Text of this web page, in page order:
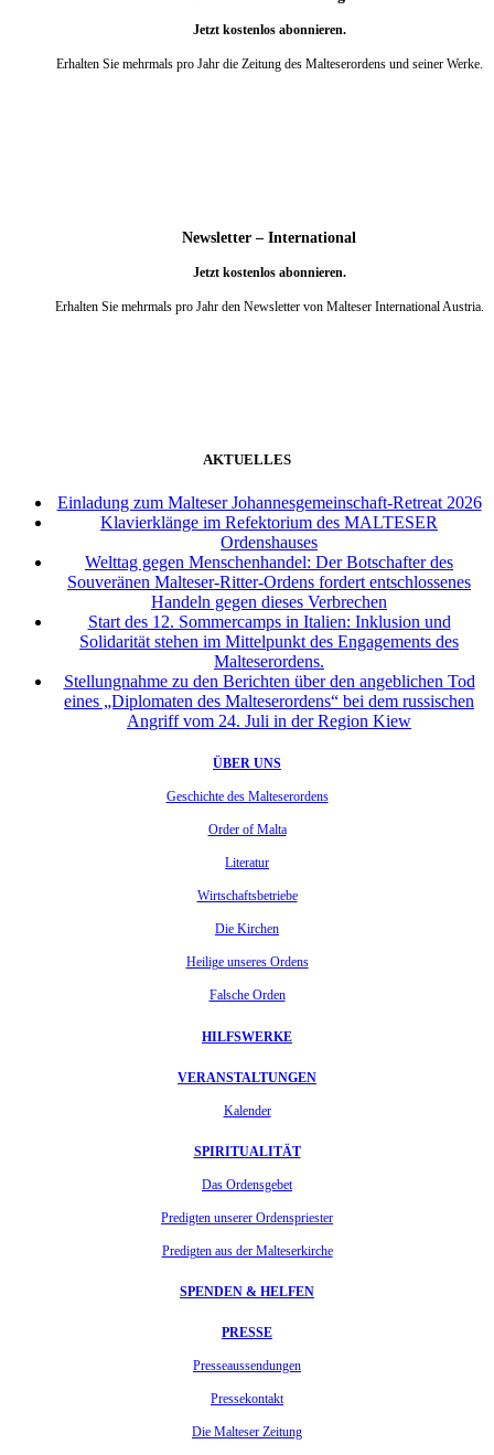
Jetzt kostenlos abonnieren.
Erhalten Sie mehrmals pro Jahr die Zeitung des Malteserordens und seiner Werke.
Newsletter – International
Jetzt kostenlos abonnieren.
Erhalten Sie mehrmals pro Jahr den Newsletter von Malteser International Austria.
AKTUELLES
Einladung zum Malteser Johannesgemeinschaft-Retreat 2026
Klavierklänge im Refektorium des MALTESER
Ordenshauses
Welttag gegen Menschenhandel: Der Botschafter des
Souveränen Malteser-Ritter-Ordens fordert entschlossenes
Handeln gegen dieses Verbrechen
Start des 12. Sommercamps in Italien: Inklusion und
Solidarität stehen im Mittelpunkt des Engagements des
Malteserordens.
Stellungnahme zu den Berichten über den angeblichen Tod
eines „Diplomaten des Malteserordens“ bei dem russischen
Angriff vom 24. Juli in der Region Kiew
ÜBER UNS
Geschichte des Malteserordens
Order of Malta
Literatur
Wirtschaftsbetriebe
Die Kirchen
Heilige unseres Ordens
Falsche Orden
HILFSWERKE
VERANSTALTUNGEN
Kalender
SPIRITUALITÄT
Das Ordensgebet
Predigten unserer Ordenspriester
Predigten aus der Malteserkirche
SPENDEN & HELFEN
PRESSE
Presseaussendungen
Pressekontakt
Die Malteser Zeitung